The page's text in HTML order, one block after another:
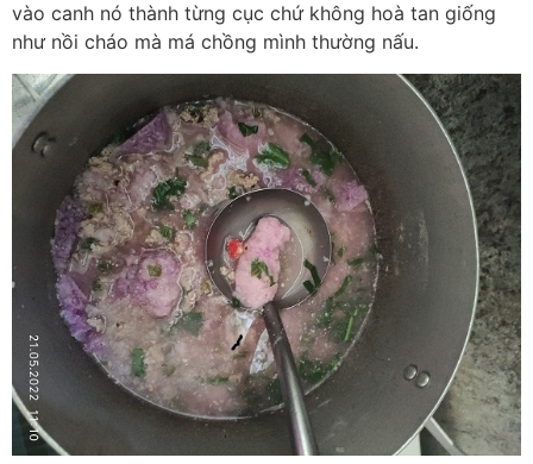
vào canh nó thành từng cục chứ không hoà tan giống
như nồi cháo mà má chồng mình thường nấu.